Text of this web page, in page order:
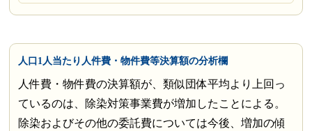
人口1人当たり人件費・物件費等決算額の分析欄
人件費・物件費の決算額が、類似団体平均より上回っ
ているのは、除染対策事業費が増加したことによる。
除染およびその他の委託費については今後、増加の傾